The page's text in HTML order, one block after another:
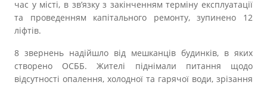
час у місті, в зв’язку з закінченням терміну експлуатації
та проведенням капітального ремонту, зупинено 12
ліфтів.
8 звернень надійшло від мешканців будинків, в яких
створено ОСББ. Жителі піднімали питання щодо
відсутності опалення, холодної та гарячої води, зрізання